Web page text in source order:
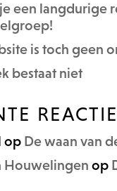
een langdurige
is toch geen
bestaat niet
op De waan van
Houwelingen op